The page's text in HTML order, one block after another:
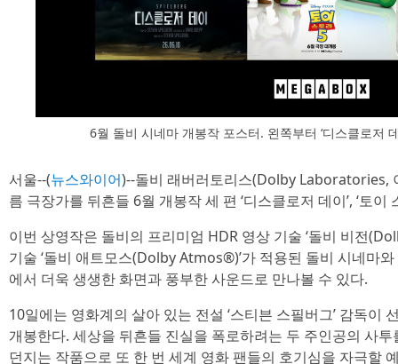
6월 돌비 시네마 개봉작 포스터. 왼쪽부터 ‘디스클로저 데
서울--(뉴스와이어)--돌비 래버러토리스(Dolby Laboratories,
름 극장가를 뒤흔들 6월 개봉작 세 편 ‘디스클로저 데이’, ‘토이
이번 상영작은 돌비의 프리미엄 HDR 영상 기술 ‘돌비 비전
기술 ‘돌비 애트모스(Dolby Atmos®)’가 적용된 돌비 시네마와
에서 더욱 생생한 화면과 풍부한 사운드로 만나볼 수 있다.
10일에는 영화계의 살아 있는 전설 ‘스티븐 스필버그’ 감독이
개봉한다. 세상을 뒤흔들 진실을 폭로하려는 두 주인공의 사투
던지는 작품으로 또 한 번 세계 영화 팬들의 호기심을 자극할